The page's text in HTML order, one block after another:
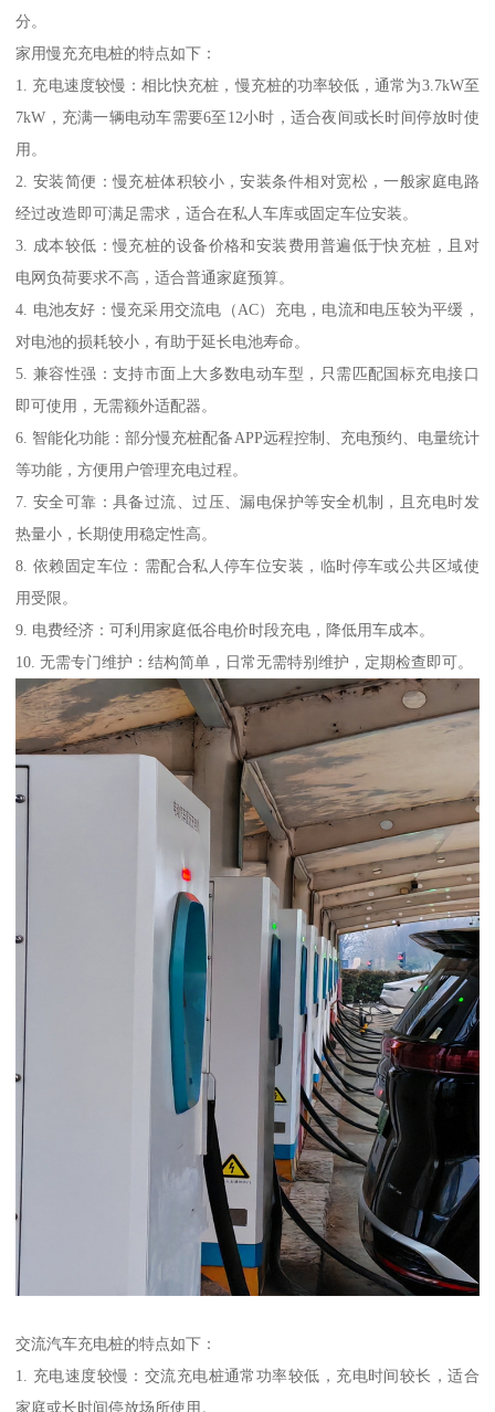
分。
家用慢充充电桩的特点如下：
1. 充电速度较慢：相比快充桩，慢充桩的功率较低，通常为3.7kW至
7kW，充满一辆电动车需要6至12小时，适合夜间或长时间停放时使
用。
2. 安装简便：慢充桩体积较小，安装条件相对宽松，一般家庭电路
经过改造即可满足需求，适合在私人车库或固定车位安装。
3. 成本较低：慢充桩的设备价格和安装费用普遍低于快充桩，且对
电网负荷要求不高，适合普通家庭预算。
4. 电池友好：慢充采用交流电（AC）充电，电流和电压较为平缓，
对电池的损耗较小，有助于延长电池寿命。
5. 兼容性强：支持市面上大多数电动车型，只需匹配国标充电接口
即可使用，无需额外适配器。
6. 智能化功能：部分慢充桩配备APP远程控制、充电预约、电量统计
等功能，方便用户管理充电过程。
7. 安全可靠：具备过流、过压、漏电保护等安全机制，且充电时发
热量小，长期使用稳定性高。
8. 依赖固定车位：需配合私人停车位安装，临时停车或公共区域使
用受限。
9. 电费经济：可利用家庭低谷电价时段充电，降低用车成本。
10. 无需专门维护：结构简单，日常无需特别维护，定期检查即可。
交流汽车充电桩的特点如下：
1. 充电速度较慢：交流充电桩通常功率较低，充电时间较长，适合
家庭或长时间停放场所使用。